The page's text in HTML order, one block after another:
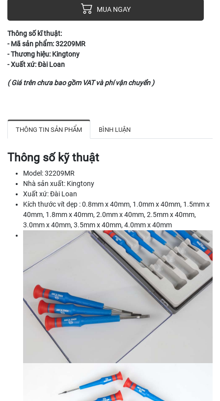
MUA NGAY
Thông số kĩ thuật:
- Mã sản phẩm: 32209MR
- Thương hiệu: Kingtony
- Xuất xứ: Đài Loan
( Giá trên chưa bao gồm VAT và phí vận chuyển )
THÔNG TIN SẢN PHẨM BÌNH LUẬN
Thông số kỹ thuật
Model: 32209MR
Nhà sản xuất: Kingtony
Xuất xứ: Đài Loan
Kích thước vít dẹp : 0.8mm x 40mm, 1.0mm x 40mm, 1.5mm x
40mm, 1.8mm x 40mm, 2.0mm x 40mm, 2.5mm x 40mm,
3.0mm x 40mm, 3.5mm x 40mm, 4.0mm x 40mm